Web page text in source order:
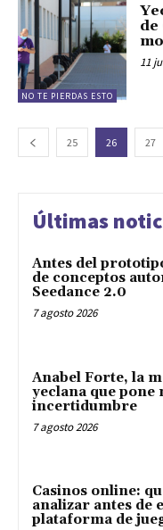
NO TE PIERDAS ESTO
de
11
25 26 27
Últimas
Antes del
de conceptos
Seedance 2.0
7 agosto 2026
Anabel Forte, la
yeclana que pone
incertidumbre
7 agosto 2026
Casinos online:
analizar antes de
plataforma de